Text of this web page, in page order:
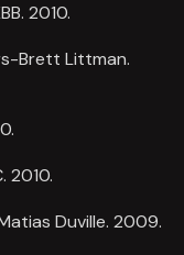
2010.
Brett Littman.
2010.
Duville. 2009.